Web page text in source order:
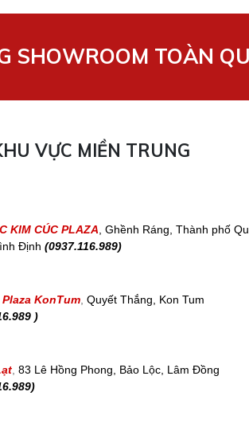
SHOWROOM TOÀN
VỰC MIỀN TRUNG
KIM CÚC PLAZA , Ghềnh Ráng, Thành phố
Định(0937.116.989)
Plaza KonTum ,Quyết Thắng, Kon Tum
)
,83 Lê Hồng Phong, Bảo Lộc, Lâm Đồng